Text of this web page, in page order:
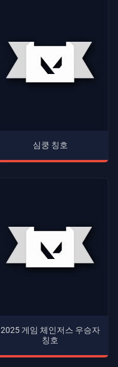
심쿵 칭호
2025 게임 체인저스 우승자
칭호